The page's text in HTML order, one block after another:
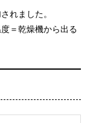
れました。
＝乾燥機から出る